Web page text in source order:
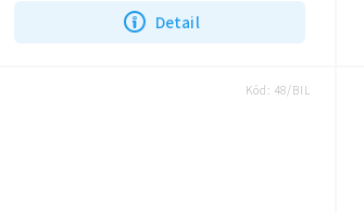
Detail
Kód: 48/BIL